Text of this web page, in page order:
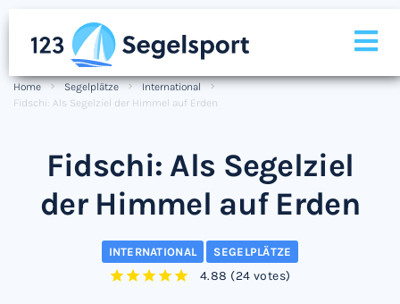
Home Segelplätze
International
Fidschi: Als Segelziel der Himmel auf Erden
Fidschi: Als Segelziel
der Himmel auf Erden
INTERNATIONAL SEGELPLÄTZE
4.88 (24 votes)